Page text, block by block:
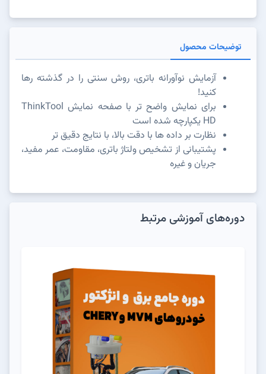
توضیحات محصول
آزمایش نوآورانه باتری، روش سنتی را در گذشته رها
کنید!
برای نمایش واضح تر با صفحه نمایش ThinkTool
HD یکپارچه شده است
نظارت بر داده ها با دقت بالا، با نتایج دقیق تر
پشتیبانی از تشخیص ولتاژ باتری، مقاومت، عمر مفید،
جریان و غیره
دوره‌های آموزشی مرتبط